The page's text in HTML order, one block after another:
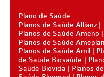
UNIHOSP PLANO DE SAÚDE
UNIMED GUARULHOS
CLASSES PLANO DE SAÚDE
PLANO DE SAÚDE INFANTIL
Plano de Saúde
Planos de Saúde Allianz
Planos de Saúde Ameno
Planos de Saúde Ameplan
Planos de Saúde Amil
de Saúde Biosaúde
Saúde Biovida
Planos de